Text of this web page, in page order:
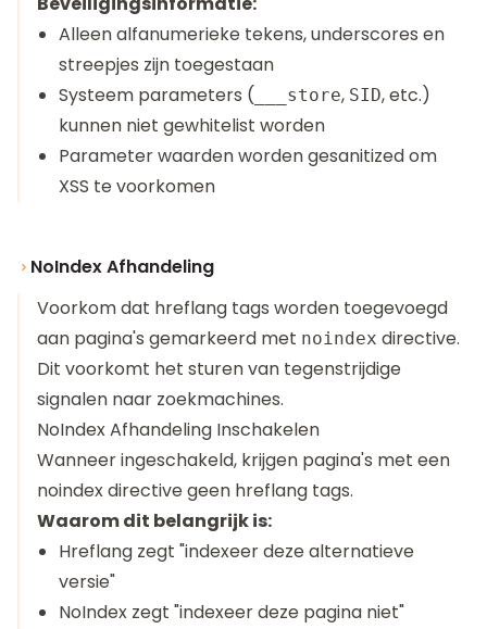
Alleen alfanumerieke tekens, underscores en
streepjes zijn toegestaan
Systeem parameters ( ___store, SID, etc.)
kunnen niet gewhitelist worden
Parameter waarden worden gesanitized om
XSS te voorkomen
NoIndex Afhandeling
Voorkom dat hreflang tags worden toegevoegd
aan pagina's gemarkeerd met noindex directive.
Dit voorkomt het sturen van tegenstrijdige
signalen naar zoekmachines.
NoIndex Afhandeling Inschakelen
Wanneer ingeschakeld, krijgen pagina's met een
noindex directive geen hreflang tags.
Waarom dit belangrijk is:
Hreflang zegt "indexeer deze alternatieve
versie"
NoIndex zegt "indexeer deze pagina niet"